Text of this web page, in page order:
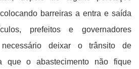
barreiras a entra e saída
prefeitos e governadores
deixar o trânsito de
que o abastecimento não fique